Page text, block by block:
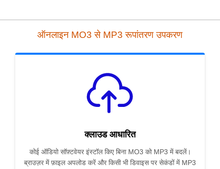
ऑनलाइन MO3 से MP3 रूपांतरण उपकरण
क्लाउड आधारित
कोई ऑडियो सॉफ़्टवेयर इंस्टॉल किए बिना MO3 को MP3 में बदलें।
ब्राउज़र में फ़ाइल अपलोड करें और किसी भी डिवाइस पर सेकंडों में MP3